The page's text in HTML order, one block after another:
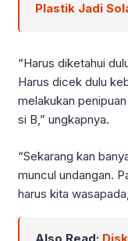
Plastik Jadi
“Harus diketahui
Harus dicek dulu
melakukan
si B,” ungkapnya.
“Sekarang kan
muncul undangan.
harus kita